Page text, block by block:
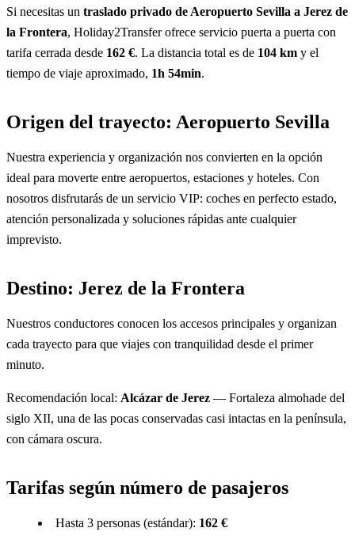
Si necesitas un traslado privado de Aeropuerto Sevilla a Jerez de
la Frontera, Holiday2Transfer ofrece servicio puerta a puerta con
tarifa cerrada desde 162 €. La distancia total es de 104 km y el
tiempo de viaje aproximado, 1h 54min.
Origen del trayecto: Aeropuerto Sevilla
Nuestra experiencia y organización nos convierten en la opción
ideal para moverte entre aeropuertos, estaciones y hoteles. Con
nosotros disfrutarás de un servicio VIP: coches en perfecto estado,
atención personalizada y soluciones rápidas ante cualquier
imprevisto.
Destino: Jerez de la Frontera
Nuestros conductores conocen los accesos principales y organizan
cada trayecto para que viajes con tranquilidad desde el primer
minuto.
Recomendación local: Alcázar de Jerez — Fortaleza almohade del
siglo XII, una de las pocas conservadas casi intactas en la península,
con cámara oscura.
Tarifas según número de pasajeros
Hasta 3 personas (estándar): 162 €